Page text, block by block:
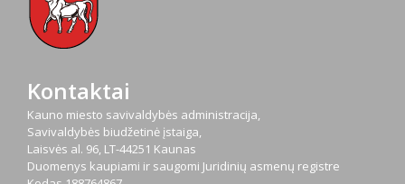
Kontaktai
Kauno miesto savivaldybės administracija,
Savivaldybės biudžetinė įstaiga,
Laisvės al. 96, LT-44251 Kaunas
Duomenys kaupiami ir saugomi Juridinių asmenų registre